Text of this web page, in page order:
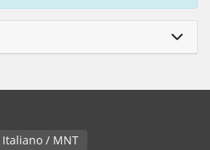
Italiano / MNT